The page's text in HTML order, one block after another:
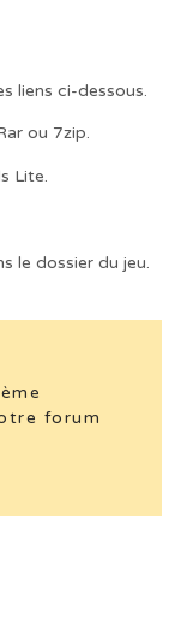
liens ci-dessous.
ou 7zip.
Lite.
le dossier du jeu.
forum